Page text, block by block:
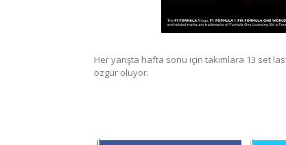
Her yarışta hafta sonu için takımlara 13 set
özgür oluyor.